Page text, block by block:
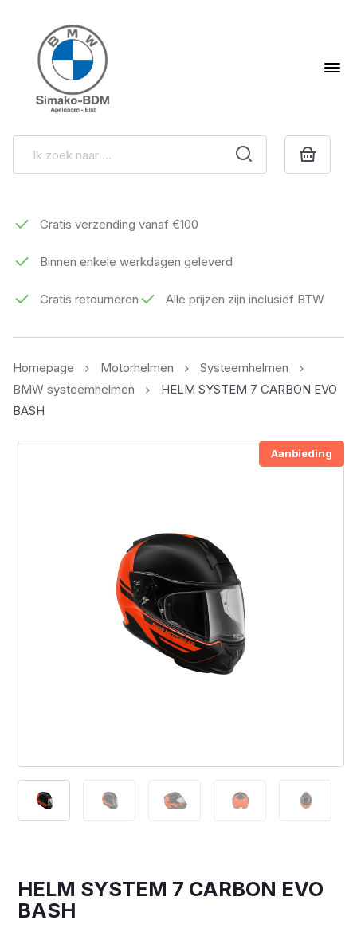
Gratis verzending vanaf €100
Binnen enkele werkdagen geleverd
Gratis retourneren Alle prijzen zijn inclusief BTW
Homepage Motorhelmen
Systeemhelmen
BMW systeemhelmen
HELM SYSTEM 7 CARBON EVO
BASH
Aanbieding
HELM SYSTEM 7 CARBON EVO
BASH